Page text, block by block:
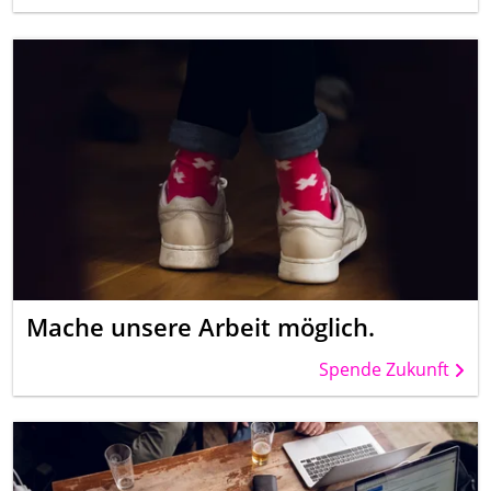
Mache unsere Arbeit möglich.
Spende Zukunft